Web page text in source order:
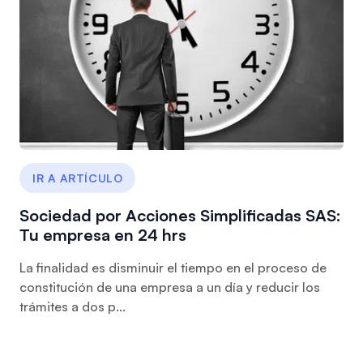
IR A ARTÍCULO
Sociedad por Acciones Simplificadas SAS:
Tu empresa en 24 hrs
La finalidad es disminuir el tiempo en el proceso de
constitución de una empresa a un día y reducir los
trámites a dos p...